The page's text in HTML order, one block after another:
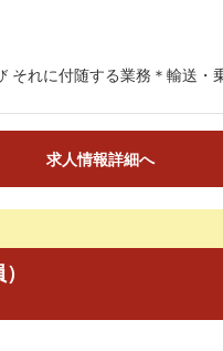
それに付随する業務＊輸送
求人情報詳細へ